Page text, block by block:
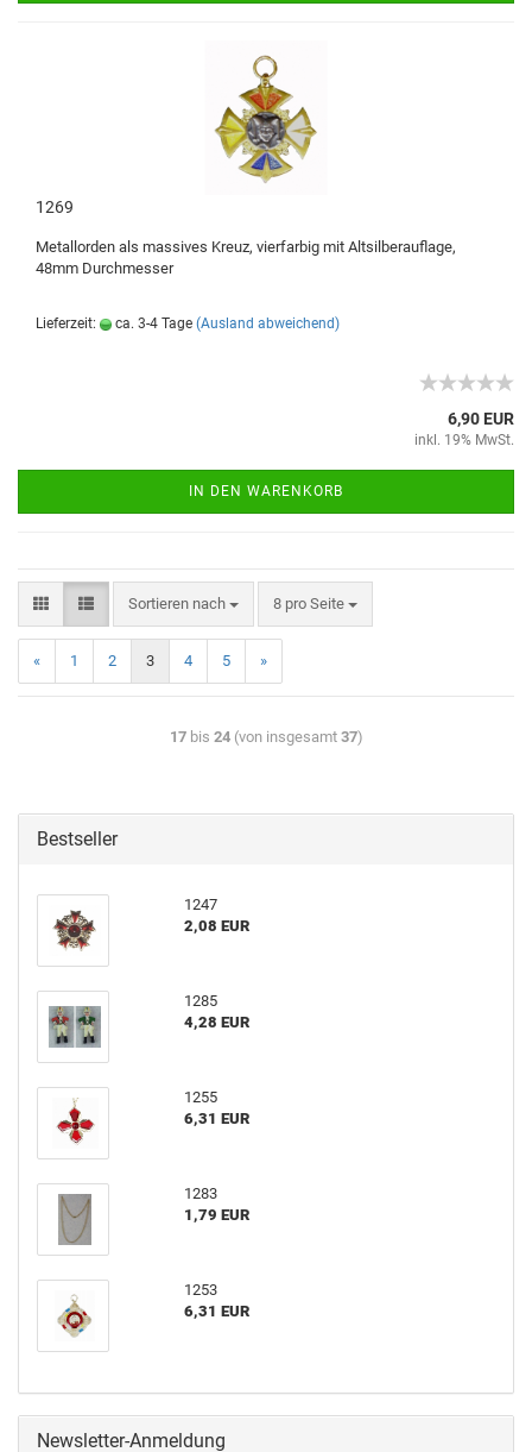
1269
Metallorden als massives Kreuz, vierfarbig mit Altsilberauflage,
48mm Durchmesser
Lieferzeit: ca. 3-4 Tage (Ausland abweichend)
6,90 EUR
inkl. 19% MwSt.
IN DEN WARENKORB
Sortieren nach 8 pro Seite
« 1 2 3 4 5 »
17bis 24(von insgesamt 37)
Bestseller
1247
2,08 EUR
1285
4,28 EUR
1255
6,31 EUR
1283
1,79 EUR
1253
6,31 EUR
Newsletter-Anmeldung